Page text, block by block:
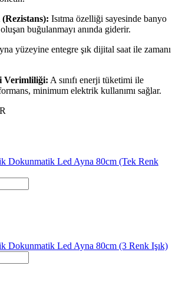
Isıtma özelliği sayesinde banyo
buğulanmayı anında giderir.
yüzeyine entegre şık dijital saat ile zamanı
Verimliliği: A sınıfı enerji tüketimi ile
minimum elektrik kullanımı sağlar.
Dokunmatik Led Ayna 80cm (Tek Renk
Dokunmatik Led Ayna 80cm (3 Renk Işık)